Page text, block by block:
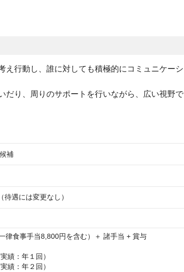
え行動し、誰に対しても積極的にコミュニケーシ
だり、周りのサポートを行いながら、広い視野で
補
遇には変更なし）
律食事手当8,800円を含む）＋ 諸手当 + 賞与
績：年１回）
績：年２回）